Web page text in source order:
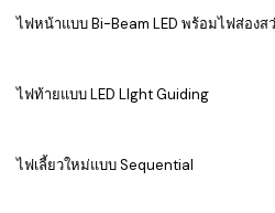
ไฟหน้าแบบ Bi-Beam LED พร้อมไฟส่องส
ไฟท้ายแบบ LED LIght Guiding
ไฟเลี้ยวใหม่แบบ Sequential